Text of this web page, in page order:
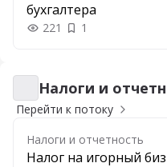
бухгалтера
221 1
Налоги и отчетность
Налоги и
Перейти к потоку
Налоги и отчетность
Налог на игорный